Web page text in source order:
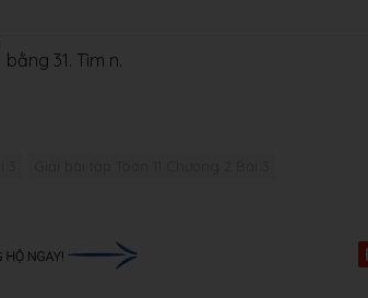
bằng 31. Tìm n.